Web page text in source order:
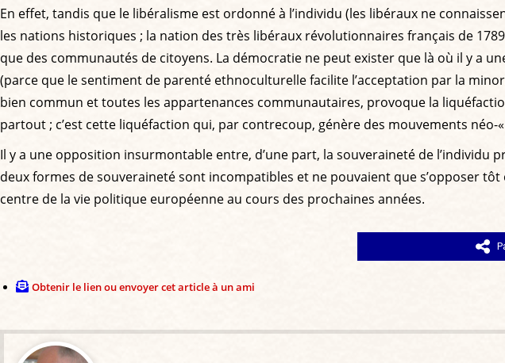
En effet, tandis que le libéralisme est ordonné à l’individu (les libéraux ne
les nations historiques ; la nation des très libéraux révolutionnaires français de
que des communautés de citoyens. La démocratie ne peut exister que là où il y a
(parce que le sentiment de parenté ethnoculturelle facilite l’acceptation par la
bien commun et toutes les appartenances communautaires, provoque la
partout ; c’est cette liquéfaction qui, par contrecoup, génère des mouvements néo-
Il y a une opposition insurmontable entre, d’une part, la souveraineté de
deux formes de souveraineté sont incompatibles et ne pouvaient que s’opposer
centre de la vie politique européenne au cours des prochaines années.
Obtenir le lien ou envoyer cet article à un ami